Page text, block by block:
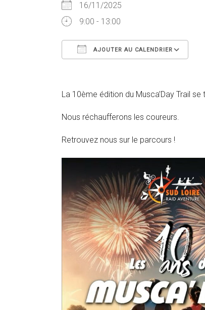
16/11/2025
9:00 - 13:00
AJOUTER AU CALENDRIER
La 10ème édition du Musca’Day Trail
Nous réchaufferons les coureurs.
Retrouvez nous sur le parcours !